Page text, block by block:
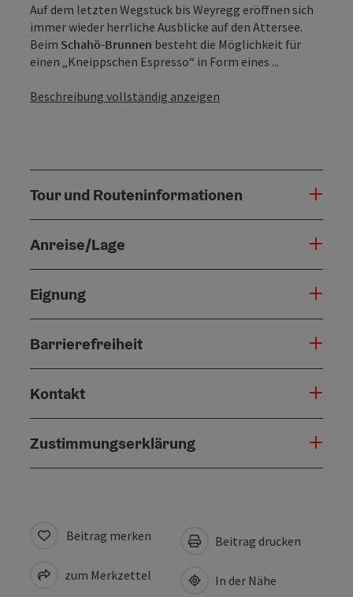
Auf dem letzten Wegstück bis Weyregg eröffnen sich
immer wieder herrliche Ausblicke auf den Attersee.
Beim Schahö-Brunnen besteht die Möglichkeit für
einen „Kneippschen Espresso“ in Form eines ...
Beschreibung vollständig anzeigen
Tour und Routeninformationen
Anreise/Lage
Eignung
Barrierefreiheit
Kontakt
Zustimmungserklärung
Beitrag merken
zum Merkzettel
Beitrag drucken
In der Nähe